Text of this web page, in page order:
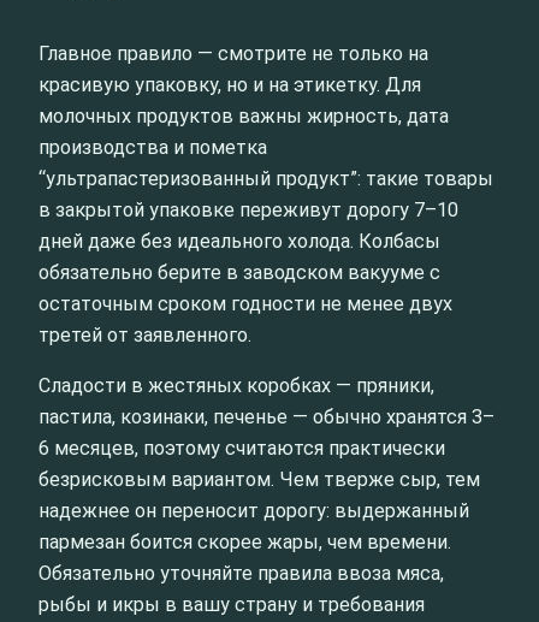
Главное правило — смотрите не только на
красивую упаковку, но и на этикетку. Для
молочных продуктов важны жирность, дата
производства и пометка
“ультрапастеризованный продукт”: такие товары
в закрытой упаковке переживут дорогу 7–10
дней даже без идеального холода. Колбасы
обязательно берите в заводском вакууме с
остаточным сроком годности не менее двух
третей от заявленного.
Сладости в жестяных коробках — пряники,
пастила, козинаки, печенье — обычно хранятся 3–
6 месяцев, поэтому считаются практически
безрисковым вариантом. Чем тверже сыр, тем
надежнее он переносит дорогу: выдержанный
пармезан боится скорее жары, чем времени.
Обязательно уточняйте правила ввоза мяса,
рыбы и икры в вашу страну и требования